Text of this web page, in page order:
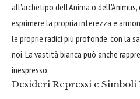
all'archetipo dell'Anima o dell'Animus,
esprimere la propria interezza e
le proprie radici più profonde, con la
noi. La vastità bianca può anche
inespresso.
Desideri Repressi e